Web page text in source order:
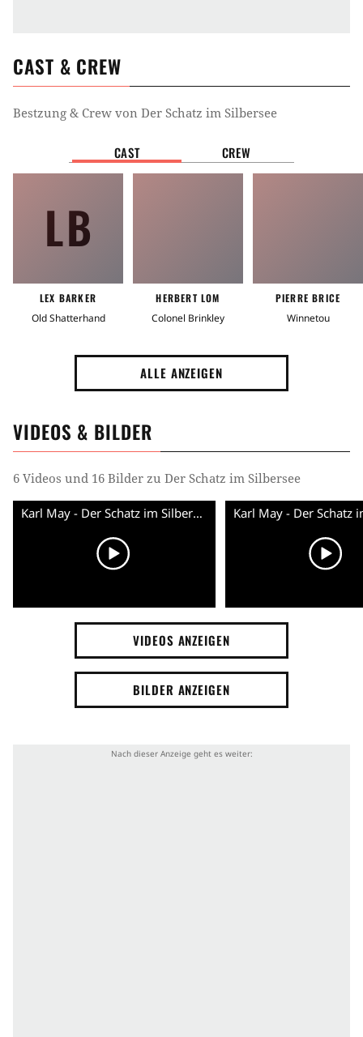
CAST & CREW
Bestzung & Crew von Der Schatz im Silbersee
CAST CREW
LB
LEX BARKER
Old Shatterhand
HERBERT LOM
Colonel Brinkley
PIERRE BRICE
Winnetou
ALLE ANZEIGEN
VIDEOS & BILDER
6 Videos und 16 Bilder zu Der Schatz im Silbersee
Karl May - Der Schatz im Silbersee - Trailer (Deutsch)
VIDEOS ANZEIGEN
BILDER ANZEIGEN